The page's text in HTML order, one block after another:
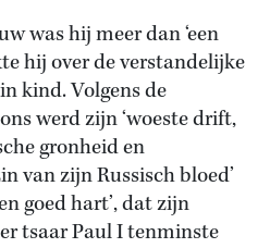
was hij meer dan ‘een
hij over de verstandelijke
kind. Volgens de
werd zijn ‘woeste drift,
gronheid en
van zijn Russisch bloed’
goed hart’, dat zijn
tsaar Paul I tenminste